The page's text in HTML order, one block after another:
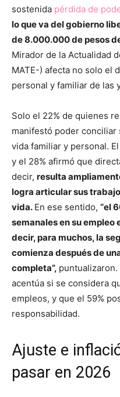
sostenida pérdida de
lo que va del gobierno
de 8.000.000 de pesos
Mirador de la Actualidad
MATE-) afecta no solo el
personal y familiar de las
Solo el 22% de quienes
manifestó poder conciliar
vida familiar y personal.
y el 28% afirmó que
decir, resulta
logra articular sus
vida. En ese sentido, “el
semanales en su empleo
decir, para muchos, la
comienza después de
completa”,
acentúa si se considera
empleos, y que el 59%
responsabilidad.
Ajuste e
pasar en 2026